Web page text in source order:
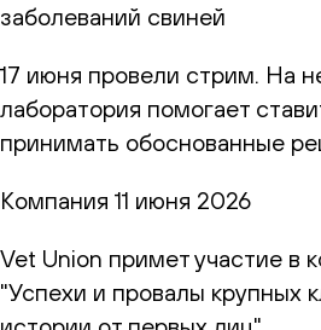
заболеваний свиней
17 июня провели стрим. На
лаборатория помогает
принимать обоснованные
Компания 11 июня 2026
Vet Union примет участие в
"Успехи и провалы крупных